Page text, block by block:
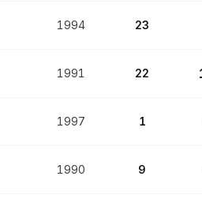
1994 23
1991 22
1997 1
1990 9